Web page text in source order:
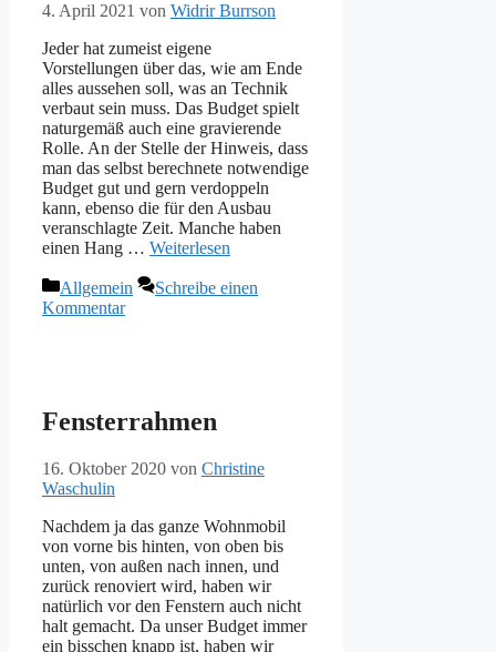
4. April 2021 von Widrir Burrson
Jeder hat zumeist eigene
Vorstellungen über das, wie am Ende
alles aussehen soll, was an Technik
verbaut sein muss. Das Budget spielt
naturgemäß auch eine gravierende
Rolle. An der Stelle der Hinweis, dass
man das selbst berechnete notwendige
Budget gut und gern verdoppeln
kann, ebenso die für den Ausbau
veranschlagte Zeit. Manche haben
einen Hang … Weiterlesen
Kategorien
Allgemein
Schreibe einen
Kommentar
Fensterrahmen
16. Oktober 2020 von Christine
Waschulin
Nachdem ja das ganze Wohnmobil
von vorne bis hinten, von oben bis
unten, von außen nach innen, und
zurück renoviert wird, haben wir
natürlich vor den Fenstern auch nicht
halt gemacht. Da unser Budget immer
ein bisschen knapp ist, haben wir